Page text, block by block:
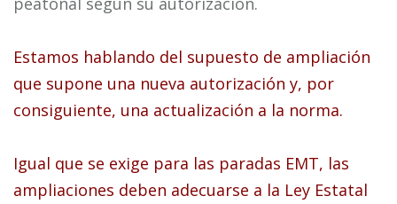
Estamos hablando del supuesto de ampliación
que supone una nueva autorización y, por
consiguiente, una actualización a la norma.
Igual que se exige para las paradas EMT, las
ampliaciones deben adecuarse a la Ley Estatal